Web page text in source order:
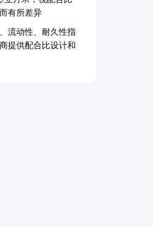
有所差异
流动性、耐久性指
提供配合比设计和